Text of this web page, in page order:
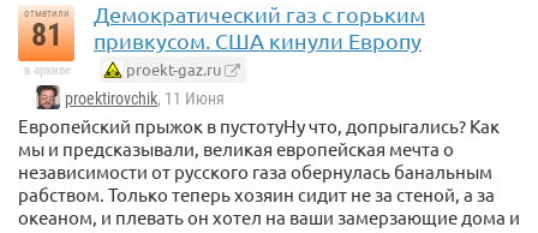
отметили
81
в архиве
Демократический газ с горьким
привкусом. США кинули Европу
proekt-gaz.ru
proektirovchik, 11 Июня
Европейский прыжок в пустотуНу что, допрыгались? Как
мы и предсказывали, великая европейская мечта о
независимости от русского газа обернулась банальным
рабством. Только теперь хозяин сидит не за стеной, а за
океаном, и плевать он хотел на ваши замерзающие дома и